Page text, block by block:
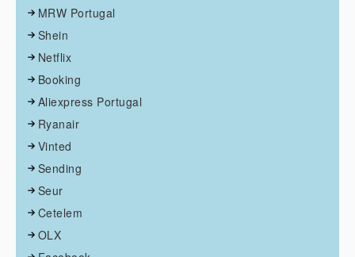
MRW Portugal
Shein
Netflix
Booking
Aliexpress Portugal
Ryanair
Vinted
Sending
Seur
Cetelem
OLX